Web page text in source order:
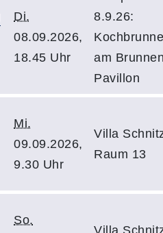
Di.
08.09.2026,
18.45 Uhr
8.9.26:
am
Pavillon
Mi.
09.09.2026,
9.30 Uhr
Villa
Raum 13
So.
Villa